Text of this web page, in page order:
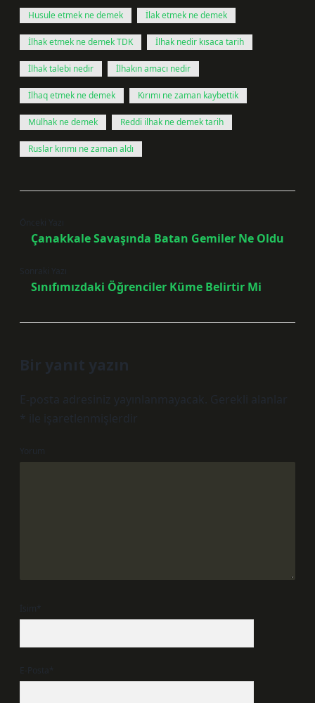
Husule etmek ne demek İlak etmek ne demek
İlhak etmek ne demek TDK İlhak nedir kısaca tarih
İlhak talebi nedir İlhakın amacı nedir
İlhaq etmek ne demek Kırımı ne zaman kaybettik
Mülhak ne demek Reddi ilhak ne demek tarih
Ruslar kırımı ne zaman aldı
Önceki Yazı
Çanakkale Savaşında Batan Gemiler Ne Oldu
Sonraki Yazı
Sınıfımızdaki Öğrenciler Küme Belirtir Mi
Bir yanıt yazın
E-posta adresiniz yayınlanmayacak. Gerekli alanlar
*
ile işaretlenmişlerdir
Yorum
İsim*
E-Posta*